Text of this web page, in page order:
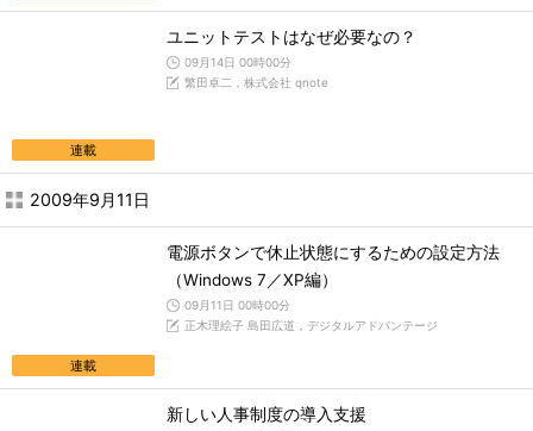
連載
ユニットテストはなぜ必要なの？
09月14日 00時00分
繁田卓二，株式会社 qnote
2009年9月11日
連載
電源ボタンで休止状態にするための設定方法
（Windows 7／XP編）
09月11日 00時00分
正木理絵子 島田広道，デジタルアドバンテージ
新しい人事制度の導入支援